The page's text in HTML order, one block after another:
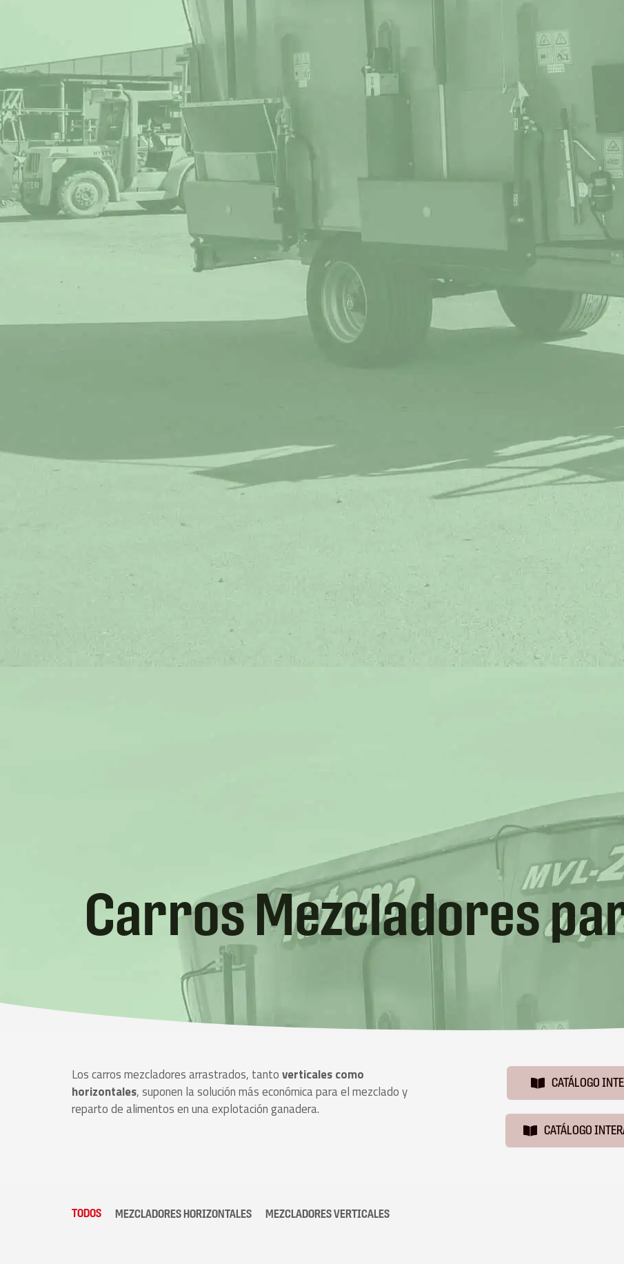
Carros Mezcladores
Los carros mezcladores arrastrados, tantoverticales como
horizontales, suponen la solución más económica para el mezclado y
reparto de alimentos en una explotación ganadera.
CATÁLOGO
CATÁLOGO
TODOS MEZCLADORES HORIZONTALES MEZCLADORES VERTICALES